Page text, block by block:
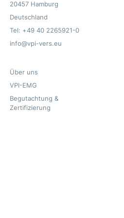
20457 Hamburg
Deutschland
Tel: +49 40 2265921-0
info@vpi-vers.eu
Über uns
VPI-EMG
Begutachtung &
Zertifizierung